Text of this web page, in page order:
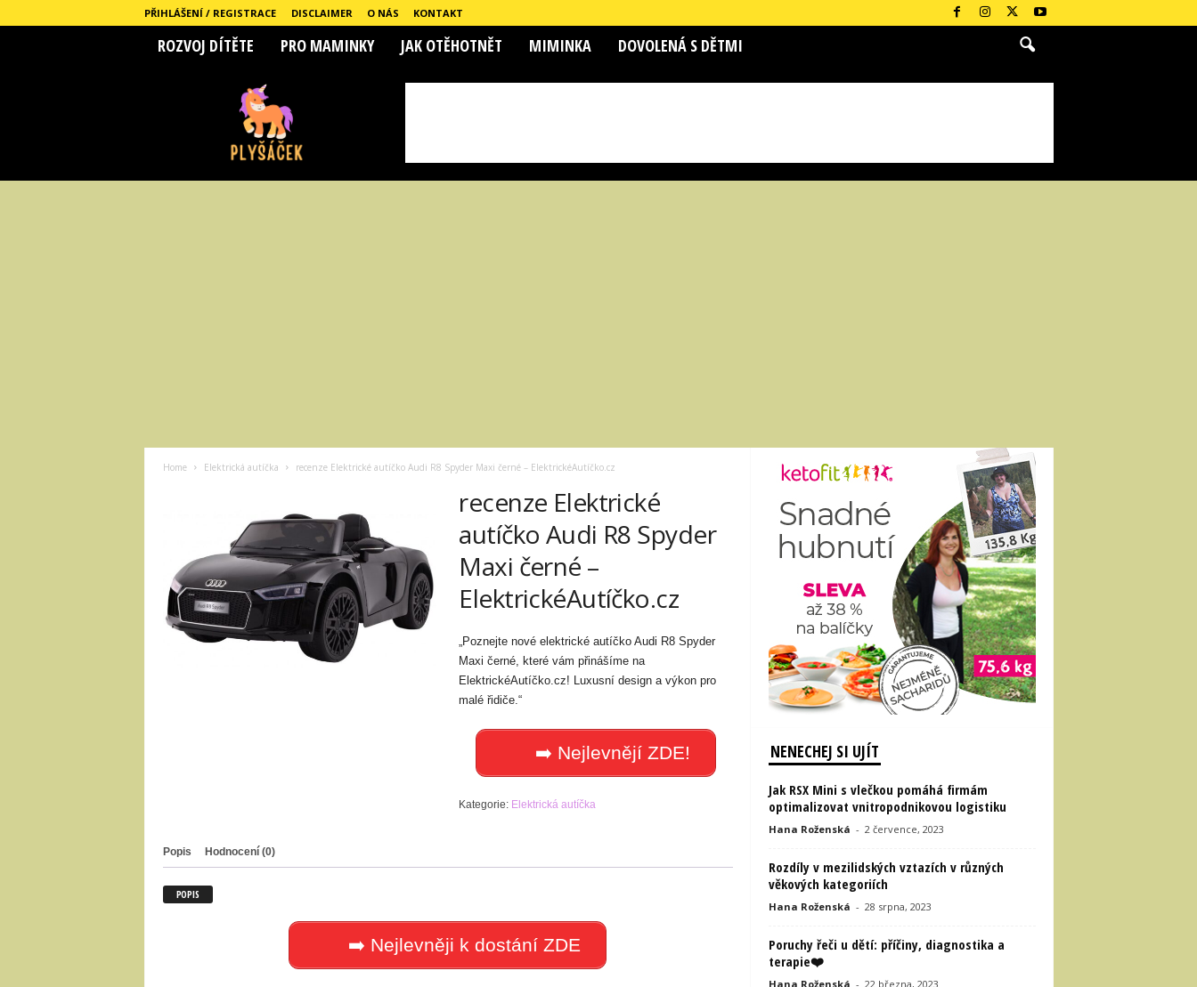
PŘIHLÁŠENÍ / REGISTRACE DISCLAIMER O NÁS KONTAKT
ROZVOJ DÍTĚTE PRO MAMINKY JAK OTĚHOTNĚT MIMINKA DOVOLENÁ S DĚTMI
Home Elektrická autíčka recenze Elektrické autíčko Audi R8 Spyder Maxi černé – ElektrickéAutíčko.cz
recenze Elektrické
autíčko Audi R8 Spyder
Maxi černé –
ElektrickéAutíčko.cz
„Poznejte nové elektrické autíčko Audi R8 Spyder
Maxi černé, které vám přinášíme na
ElektrickéAutíčko.cz! Luxusní design a výkon pro
malé řidiče.“
➡️ Nejlevnějí ZDE!
Kategorie: Elektrická autíčka
Popis Hodnocení (0)
POPIS
➡️ Nejlevněji k dostání ZDE
NENECHEJ SI UJÍT
Jak RSX Mini s vlečkou pomáhá firmám
optimalizovat vnitropodnikovou logistiku
Hana Roženská - 2 července, 2023
Rozdíly v mezilidských vztazích v různých
věkových kategoriích
Hana Roženská - 28 srpna, 2023
Poruchy řeči u dětí: příčiny, diagnostika a
terapie❤️
Hana Roženská - 22 března, 2023